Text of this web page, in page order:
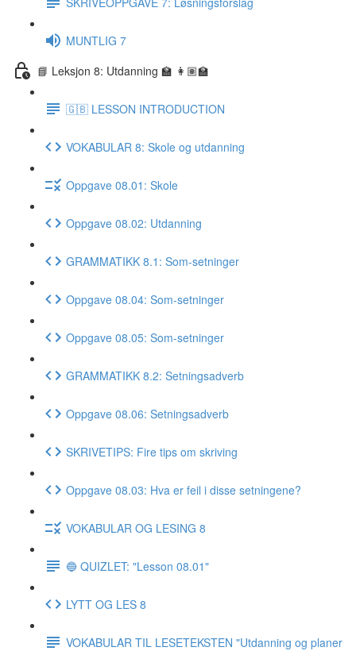
MUNTLIG 7
📘 Leksjon 8: Utdanning 🏫 👩🏽‍🏫
🇬🇧 LESSON INTRODUCTION
VOKABULAR 8: Skole og utdanning
Oppgave 08.01: Skole
Oppgave 08.02: Utdanning
GRAMMATIKK 8.1: Som-setninger
Oppgave 08.04: Som-setninger
Oppgave 08.05: Som-setninger
GRAMMATIKK 8.2: Setningsadverb
Oppgave 08.06: Setningsadverb
SKRIVETIPS: Fire tips om skriving
Oppgave 08.03: Hva er feil i disse setningene?
VOKABULAR OG LESING 8
🔵 QUIZLET: "Lesson 08.01"
LYTT OG LES 8
VOKABULAR TIL LESETEKSTEN "Utdanning og planer